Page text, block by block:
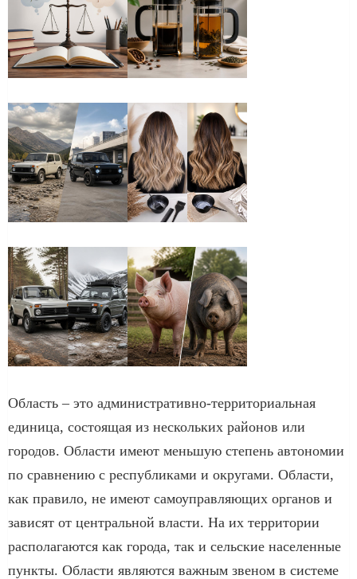
Область – это административно-территориальная
единица, состоящая из нескольких районов или
городов. Области имеют меньшую степень автономии
по сравнению с республиками и округами. Области,
как правило, не имеют самоуправляющих органов и
зависят от центральной власти. На их территории
располагаются как города, так и сельские населенные
пункты. Области являются важным звеном в системе